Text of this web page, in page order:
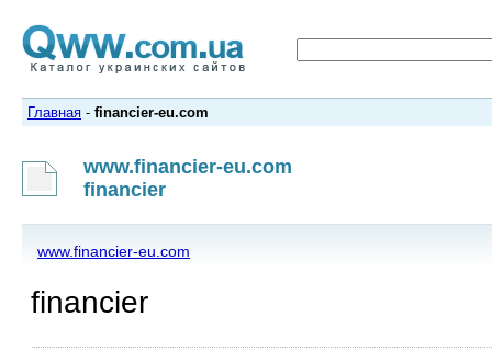
Главная - financier-eu.com
www.financier-eu.com
financier
www.financier-eu.com
financier